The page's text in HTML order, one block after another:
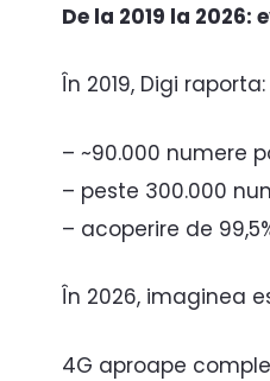
De la 2019 la
În 2019, Digi raporta:
– ~90.000 numere
– peste 300.000
– acoperire de
În 2026, imaginea
4G aproape